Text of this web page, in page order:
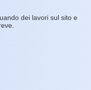
dei lavori sul sito e